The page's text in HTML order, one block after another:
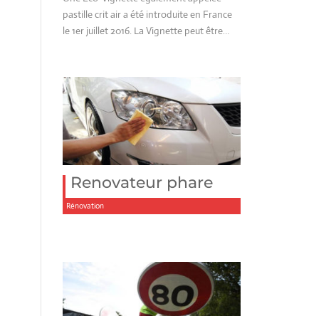
pastille crit air a été introduite en France
le 1er juillet 2016. La Vignette peut être…
Renovateur phare
Rénovation